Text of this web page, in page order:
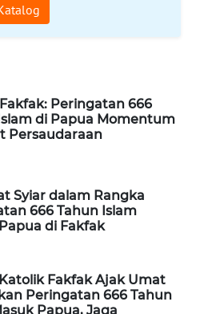
Peringatan 666
di Papua Momentum
Persaudaraan
Syiar dalam Rangka
666 Tahun Islam
di Fakfak
Fakfak Ajak Umat
Peringatan 666 Tahun
Papua, Jaga